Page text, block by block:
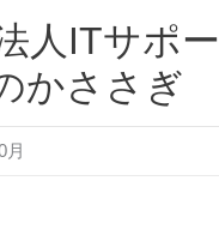
人ITサポー
かささぎ
月